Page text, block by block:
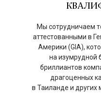
Мы сотрудничаем
аттестованными в
Америки (GIA),
на изумрудной
бриллиантов
драгоценных
в Таиланде и